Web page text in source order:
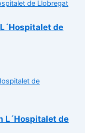
de
L´Hospitalet de